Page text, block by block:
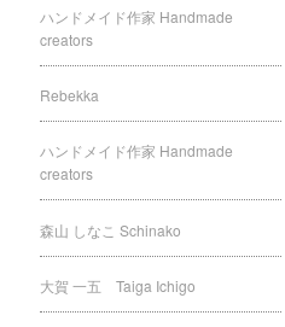
ハンドメイド作家 Handmade
creators
Rebekka
ハンドメイド作家 Handmade
creators
森山 しなこ Schinako
大賀 一五 Taiga Ichigo